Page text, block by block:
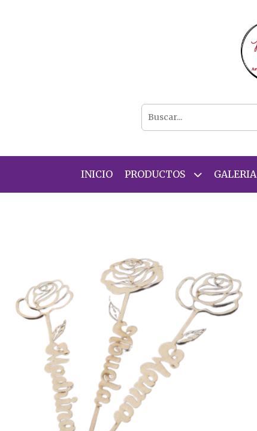
INICIO PRODUCTOS GALERIA